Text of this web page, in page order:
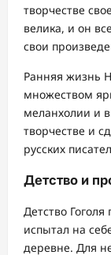
творчестве
велика, и он
свои
Ранняя жизнь
множеством
меланхолии и
творчестве и
русских
Детство и
Детство
испытал на
деревне. Для